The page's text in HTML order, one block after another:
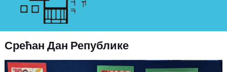
Срећан Дан Републике